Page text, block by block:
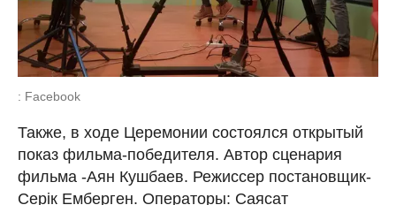
: Facebook
Также, в ходе Церемонии состоялся открытый
показ фильма-победителя. Автор сценария
фильма -Аян Кушбаев. Режиссер постановщик-
Серік Емберген. Операторы: Саясат